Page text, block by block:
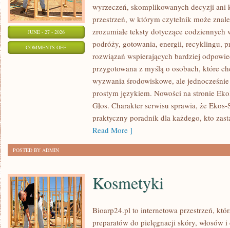
JUNE - 27 - 2026
COMMENTS OFFON
TECHNOLOGIE
wyrzeczeń, skomplikowanych decyzji ani
przestrzeń, w którym czytelnik może
zrozumiałe teksty dotyczące
podróży, gotowania, energii, recyklingu,
rozwiązań wspierających bardziej
przygotowana z myślą o osobach, które
wyzwania środowiskowe, ale
prostym językiem. Nowości na stronie
Głos. Charakter serwisu sprawia, że
praktyczny poradnik dla każdego, kto
Read More ]
POSTED BY ADMIN
Kosmetyki
Bioarp24.pl to internetowa przestrzeń,
preparatów do pielęgnacji skóry, włosów i